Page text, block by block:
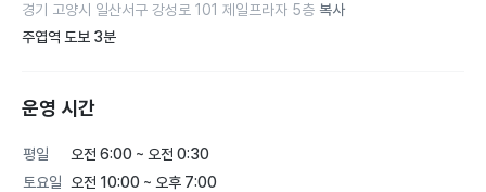
경기 고양시 일산서구 강성로 101 제일프라자 5층 복사
주엽역 도보 3분
운영 시간
평일
오전 6:00 ~ 오전 0:30
토요일
오전 10:00 ~ 오후 7:00